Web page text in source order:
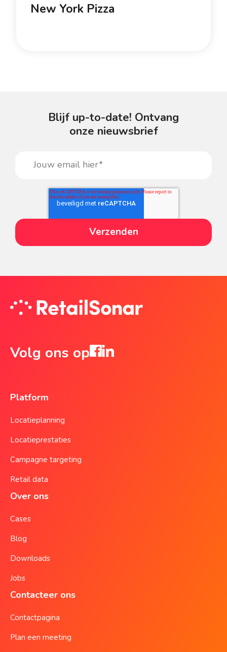
New York Pizza
Blijf up-to-date! Ontvang
onze nieuwsbrief
Volg ons op
Platform
Locatieplanning
Locatieprestaties
Campagne targeting
Retail data
Over ons
Cases
Blog
Downloads
Jobs
Contacteer ons
Contactpagina
Plan een meeting